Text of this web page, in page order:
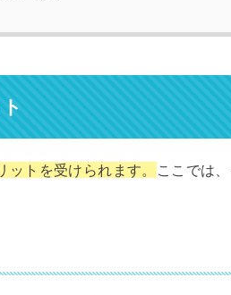
トを受けられます。
ここでは